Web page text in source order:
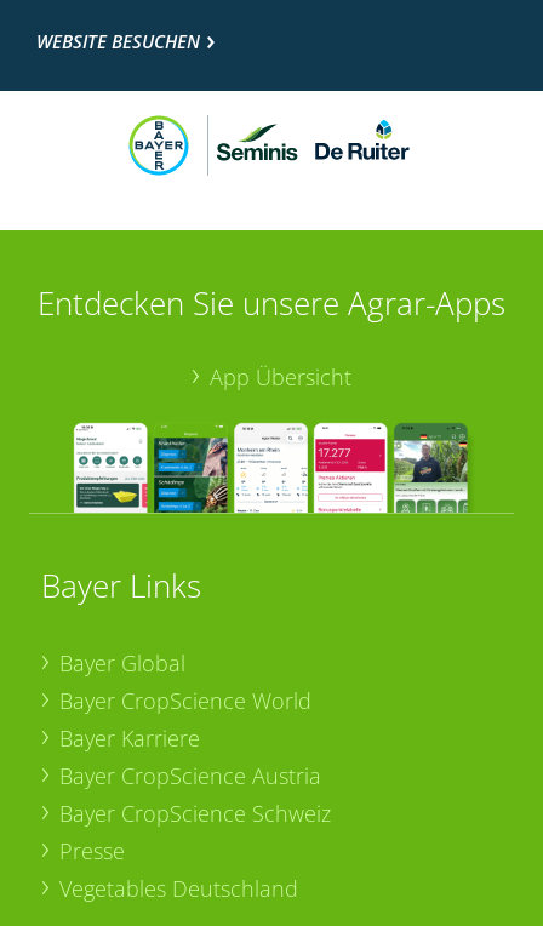
WEBSITE BESUCHEN
Entdecken Sie unsere Agrar-Apps
App Übersicht
Bayer Links
Bayer Global
Bayer CropScience World
Bayer Karriere
Bayer CropScience Austria
Bayer CropScience Schweiz
Presse
Vegetables Deutschland